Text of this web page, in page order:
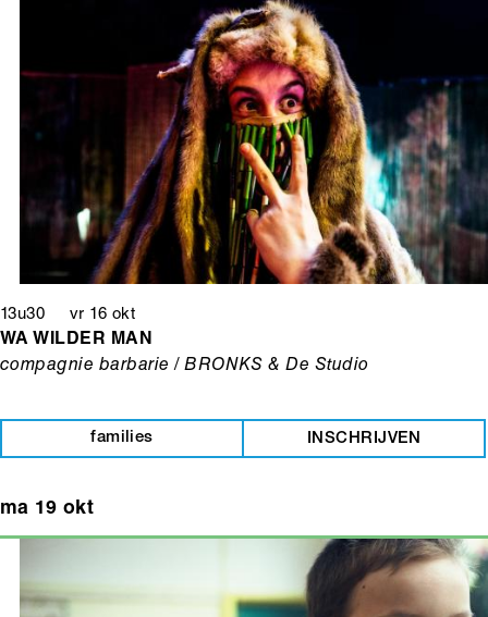
13u30 vr 16 okt
WA WILDER MAN
compagnie barbarie / BRONKS & De Studio
families INSCHRIJVEN
ma 19 okt